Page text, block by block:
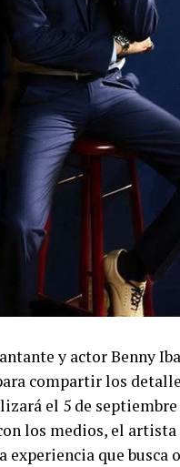
y actor Benny
compartir los
el 5 de
los medios, el artista
experiencia que busca